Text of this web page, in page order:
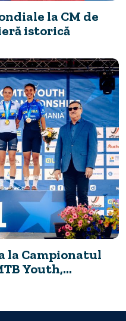
la CM de
istorică
la Campionatul
Youth,
Cheile